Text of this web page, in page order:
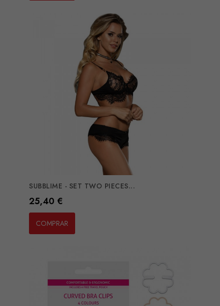
SUBBLIME - SET TWO PIECES...
Preço
25,40 €
COMPRAR